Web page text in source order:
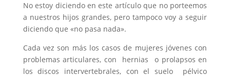
No estoy diciendo en este artículo que no porteemos
a nuestros hijos grandes, pero tampoco voy a seguir
diciendo que «no pasa nada».
Cada vez son más los casos de mujeres jóvenes con
problemas articulares, con hernias o prolapsos en
los discos intervertebrales, con el suelo pélvico